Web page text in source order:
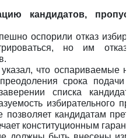
кандидатов,
оспорили отказ
но им
что оспариваемые
срока подачи
списка
избирательного
позволяет кандидатам
конституционным